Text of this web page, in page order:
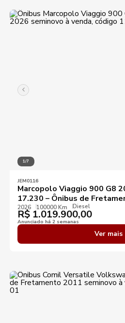
1/7
JEM0116
Marcopolo Viaggio 900 G8
17.230 – Ônibus de
2026 100000 Km Diesel
R$ 1.019.900,00
Anunciado há 2 semanas
Ver mais